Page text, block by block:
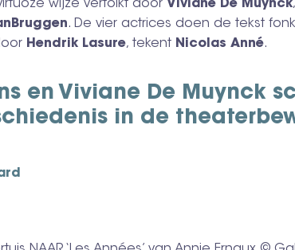
wijze vertolkt door Viviane De Muynck,
. De vier actrices doen de tekst
Hendrik Lasure, tekent Nicolas Anné.
en Viviane De Muynck
in de